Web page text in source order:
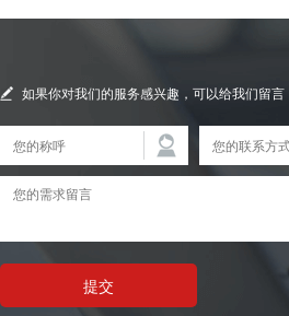
如果你对我们的服务感兴趣，可以给我们留